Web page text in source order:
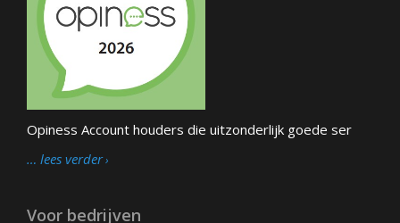
Opiness Account houders die uitzonderlijk goede ser
… lees verder
Voor bedrijven